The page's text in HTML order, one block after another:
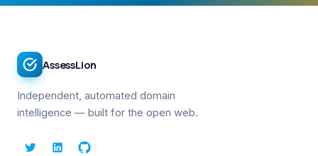
AssessLion
Independent, automated domain
intelligence — built for the open web.